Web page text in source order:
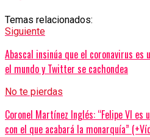
Temas relacionados:
Siguiente
Abascal insinúa que el coronavirus
el mundo y Twitter se cachondea
No te pierdas
Coronel Martínez Inglés: “Felipe VI
con el que acabará la monarquía”